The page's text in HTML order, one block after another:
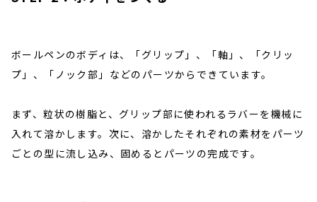
ボールペンのボディは、「グリップ」、「軸」、「クリッ
プ」、「ノック部」などのパーツからできています。
まず、粒状の樹脂と、グリップ部に使われるラバーを機械に
入れて溶かします。次に、溶かしたそれぞれの素材をパーツ
ごとの型に流し込み、固めるとパーツの完成です。